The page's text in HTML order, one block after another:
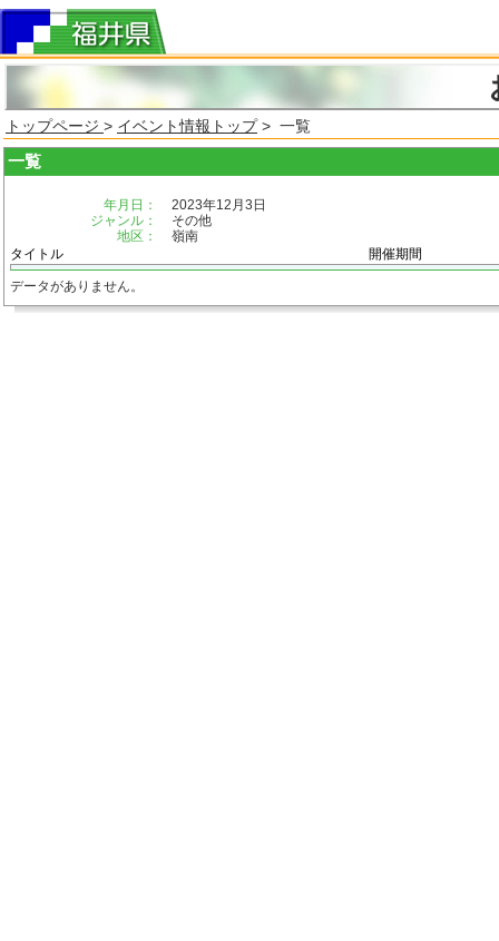
トップページ > イベント情報トップ> 一覧
一覧
年月日：
2023年12月3日
ジャンル：
その他
地区：
嶺南
タイトル
開催期間
データがありません。